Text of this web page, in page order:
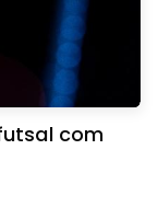
com